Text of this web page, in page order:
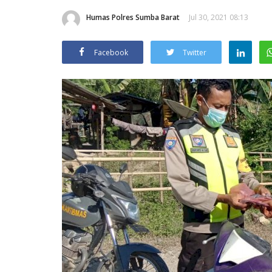
Humas Polres Sumba Barat Jul 30, 2021 08:13
Facebook Twitter